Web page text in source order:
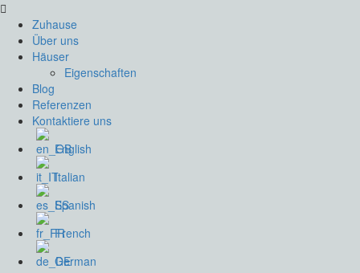
Zuhause
Über uns
Häuser
Eigenschaften
Blog
Referenzen
Kontaktiere uns
English
Italian
Spanish
French
German